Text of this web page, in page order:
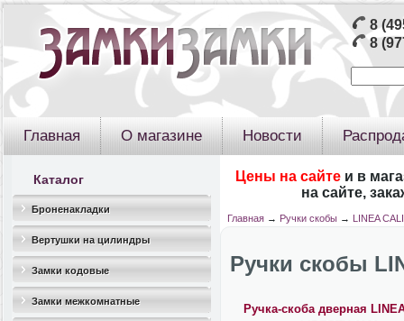
8
8
Главная О магазине Новости
Каталог
Броненакладки
Вертушки на цилиндры
Замки кодовые
Замки межкомнатные
Цены на сайте и в
на сайте,
Главная→ Ручки скобы→ LINEA CALI
Ручки скобы
Ручка-скоба дверная